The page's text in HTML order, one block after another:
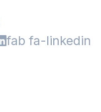
fab fa-linkedin